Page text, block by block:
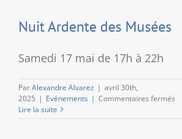
Nuit Ardente des Musées
Samedi 17 mai de 17h à 22h
ParAlexandre Alvarez | avril 30th,
2025 | Evénements | Commentaires fermés
Lire la suite